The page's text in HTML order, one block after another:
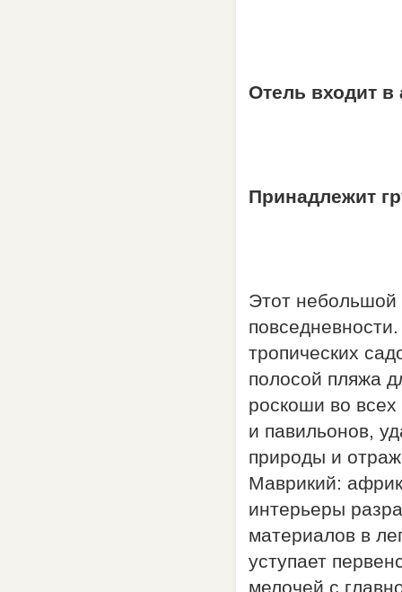
Отель входит в
Принадлежит
Этот небольшой
тропических
полосой пляжа
роскоши во всех
и павильонов,
природы и
Маврикий:
интерьеры
материалов в
уступает
мелочей с